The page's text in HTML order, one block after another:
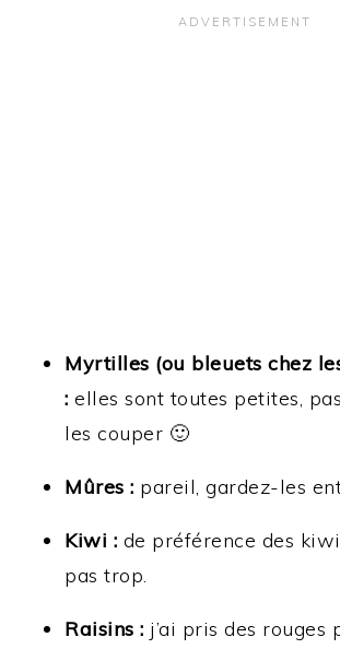
Myrtilles (ou bleuets chez
: elles sont toutes petites,
les couper 🙂
Mûres : pareil, gardez-les
Kiwi : de préférence des
pas trop.
Raisins : j’ai pris des rouges